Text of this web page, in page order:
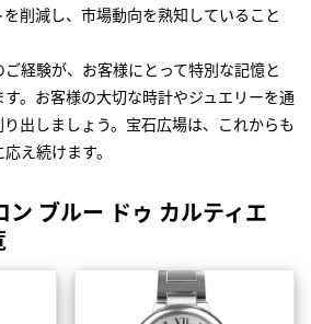
削減し、市場動向を熟知していること
経験が、お客様にとって特別な記憶と
。お客様の大切な時計やジュエリーを通
出しましょう。宝石広場は、これからも
え続けます。
ン ブルー ドゥ カルティエ